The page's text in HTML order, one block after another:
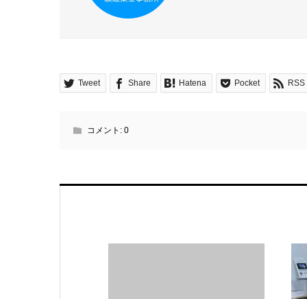
Tweet Share Hatena Pocket RSS
コメント: 0